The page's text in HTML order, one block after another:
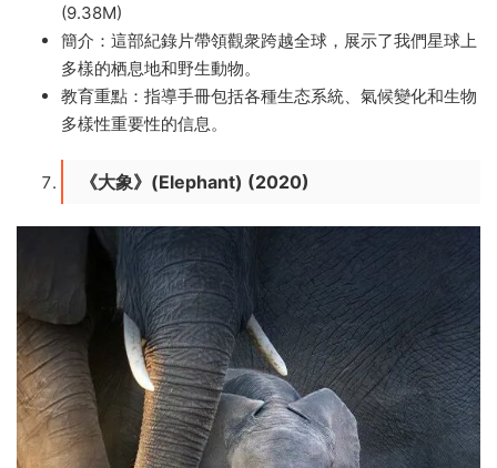
(9.38M)
簡介：這部紀錄片帶領觀衆跨越全球，展示了我們星球上
多樣的栖息地和野生動物。
教育重點：指導手冊包括各種生态系統、氣候變化和生物
多樣性重要性的信息。
《大象》(Elephant) (2020)